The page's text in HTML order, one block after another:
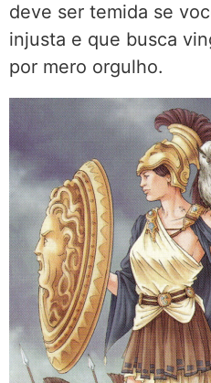
deve ser temida se
injusta e que busca
por mero orgulho.